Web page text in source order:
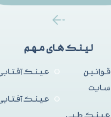
لینک های مهم
قوانین
سایت
عینک طبی
عینک
عینک آفتابی